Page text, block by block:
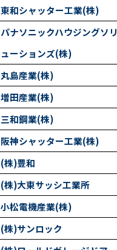
東和シャッター工業(株)
パナソニックハウジングソリ
ューションズ(株)
丸島産業(株)
増田産業(株)
三和鋼業(株)
阪神シャッター工業(株)
(株)豊和
(株)大東サッシ工業所
小松電機産業(株)
(株)サンロック